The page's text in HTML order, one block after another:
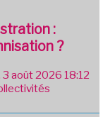
:
?
3 août 2026 18:12